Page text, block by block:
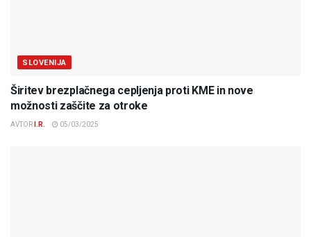
SLOVENIJA
Širitev brezplačnega cepljenja proti KME in nove
možnosti zaščite za otroke
AVTOR I.R. 05/03/2025